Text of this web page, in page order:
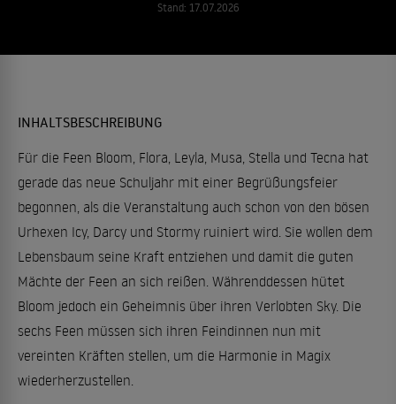
Stand: 17.07.2026
INHALTSBESCHREIBUNG
Für die Feen Bloom, Flora, Leyla, Musa, Stella und Tecna hat
gerade das neue Schuljahr mit einer Begrüßungsfeier
begonnen, als die Veranstaltung auch schon von den bösen
Urhexen Icy, Darcy und Stormy ruiniert wird. Sie wollen dem
Lebensbaum seine Kraft entziehen und damit die guten
Mächte der Feen an sich reißen. Währenddessen hütet
Bloom jedoch ein Geheimnis über ihren Verlobten Sky. Die
sechs Feen müssen sich ihren Feindinnen nun mit
vereinten Kräften stellen, um die Harmonie in Magix
wiederherzustellen.